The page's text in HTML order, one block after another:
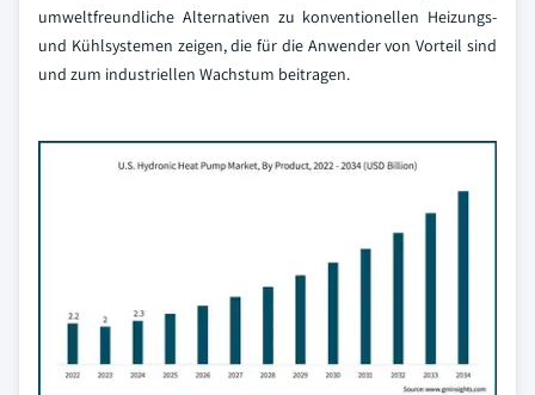
umweltfreundliche Alternativen zu konventionellen Heizungs-
und Kühlsystemen zeigen, die für die Anwender von Vorteil sind
und zum industriellen Wachstum beitragen.